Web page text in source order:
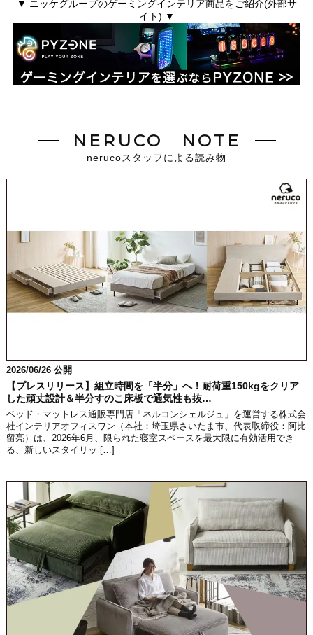
▼ ニッケグループのゲーミングインテリア商品をご紹介(外部サ
イト) ▼
NERUCO NOTE
nerucoスタッフによる読み物
2026/06/26 公開
【プレスリリース】組立時間を「半分」へ！耐荷重150kgをクリア
した頑丈設計＆半分すのこ床板で通気性も抜…
ベッド・マットレス通販専門店「ネルコンシェルジュ」を運営する株式会
社インテリアオフィスワン（本社：埼玉県さいたま市、代表取締役：阿比
留亮）は、2026年6月、限られた寝室スペースを最大限に有効活用でき
る、新しいスタイリッ […]